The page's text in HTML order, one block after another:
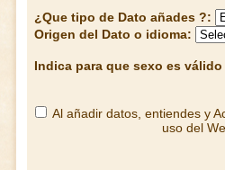
¿Que tipo de Dato añades ?:
Origen del Dato o idioma:
Indica para que sexo es válido
Al añadir datos, entiendes y
uso del